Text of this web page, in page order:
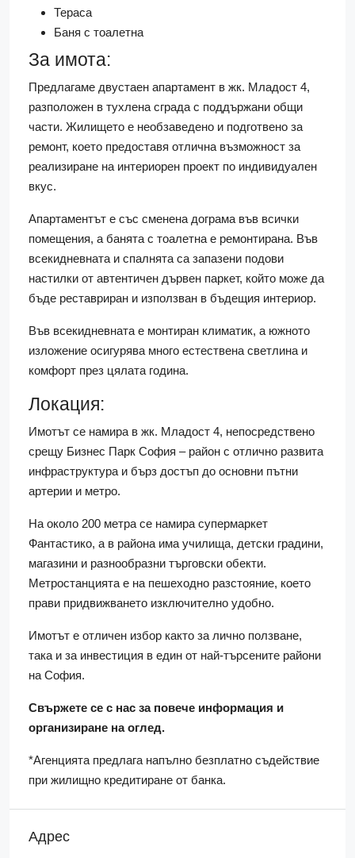
Тераса
Баня с тоалетна
За имота:
Предлагаме двустаен апартамент в жк. Младост 4,
разположен в тухлена сграда с поддържани общи
части. Жилището е необзаведено и подготвено за
ремонт, което предоставя отлична възможност за
реализиране на интериорен проект по индивидуален
вкус.
Апартаментът е със сменена дограма във всички
помещения, а банята с тоалетна е ремонтирана. Във
всекидневната и спалнята са запазени подови
настилки от автентичен дървен паркет, който може да
бъде реставриран и използван в бъдещия интериор.
Във всекидневната е монтиран климатик, а южното
изложение осигурява много естествена светлина и
комфорт през цялата година.
Локация:
Имотът се намира в жк. Младост 4, непосредствено
срещу Бизнес Парк София – район с отлично развита
инфраструктура и бърз достъп до основни пътни
артерии и метро.
На около 200 метра се намира супермаркет
Фантастико, а в района има училища, детски градини,
магазини и разнообразни търговски обекти.
Метростанцията е на пешеходно разстояние, което
прави придвижването изключително удобно.
Имотът е отличен избор както за лично ползване,
така и за инвестиция в един от най-търсените райони
на София.
Свържете се с нас за повече информация и
организиране на оглед.
*Агенцията предлага напълно безплатно съдействие
при жилищно кредитиране от банка.
Адрес